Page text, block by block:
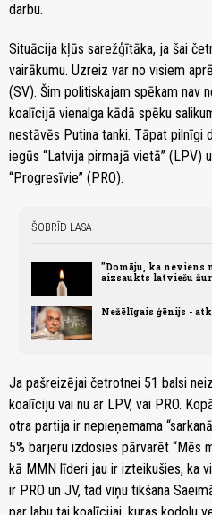
darbu.
Situācija kļūs sarežģītāka, ja šai
vairākumu. Uzreiz var no visiem
(SV). Šim politiskajam spēkam nav
koalīcijā vienalga kādā spēku
nestāvēs Putina tanki. Tāpat pilnīgi
iegūs “Latvija pirmajā vietā” (LPV)
“Progresīvie” (PRO).
ŠOBRĪD LASA
"Domāju, ka neviens
aizsaukts latviešu
Nežēlīgais ģēnijs -
Ja pašreizējai četrotnei 51 balsi
koalīciju vai nu ar LPV, vai PRO.
otra partija ir nepieņemama
5% barjeru izdosies pārvarēt “Mēs
kā MMN līderi jau ir izteikušies, ka
ir PRO un JV, tad viņu tikšana